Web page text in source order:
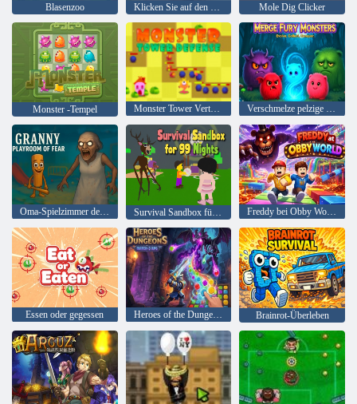
Blasenzoo Mole Dig Clicker
Monster -Tempel Monster Tower Verteidigung Verschmelze pelzige Monster
Oma-Spielzimmer der Angst Survival Sandbox für 99 Nächte Freddy bei Obby World
Essen oder gegessen Heroes of the Dungeons: Match-3-Rollenspiel Brainrot-Überleben